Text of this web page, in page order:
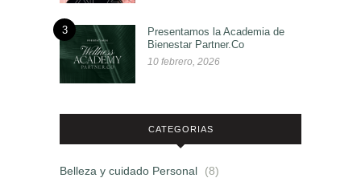
3
Presentamos la Academia de
Bienestar Partner.Co
10 febrero, 2026
CATEGORIAS
Belleza y cuidado Personal (8)